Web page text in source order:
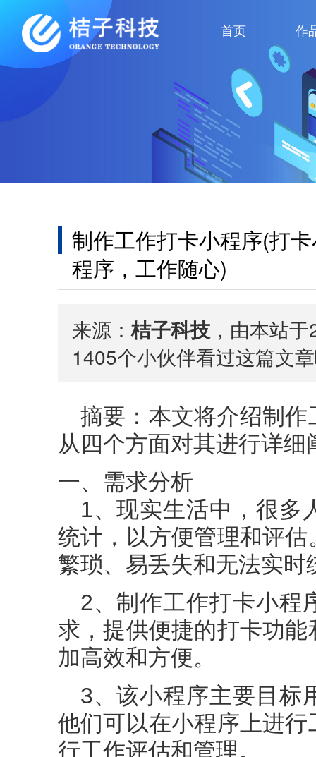
首页 作
制作工作打卡小程序(打
程序，工作随心)
来源：桔子科技，由本站
1405个小伙伴看过这篇文
摘要：本文将介绍制
从四个方面对其进行详细
一、需求分析
1、现实生活中，很多
统计，以方便管理和评
繁琐、易丢失和无法实时
2、制作工作打卡小程
求，提供便捷的打卡功
加高效和方便。
3、该小程序主要目标
他们可以在小程序上进
行工作评估和管理。